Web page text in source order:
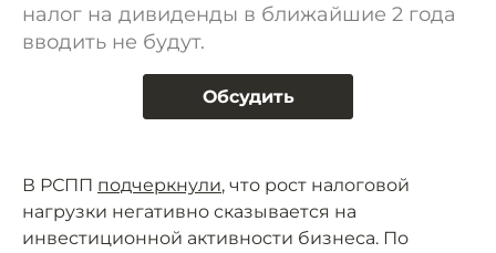
налог на дивиденды в ближайшие 2 года
вводить не будут.
Обсудить
В РСПП подчеркнули, что рост налоговой
нагрузки негативно сказывается на
инвестиционной активности бизнеса. По